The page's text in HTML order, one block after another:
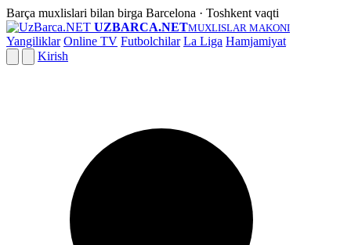
Barça muxlislari bilan birga Barcelona · Toshkent vaqti
UZBARCA.NETMUXLISLAR MAKONI
Yangiliklar Online TV Futbolchilar La Liga Hamjamiyat
Kirish